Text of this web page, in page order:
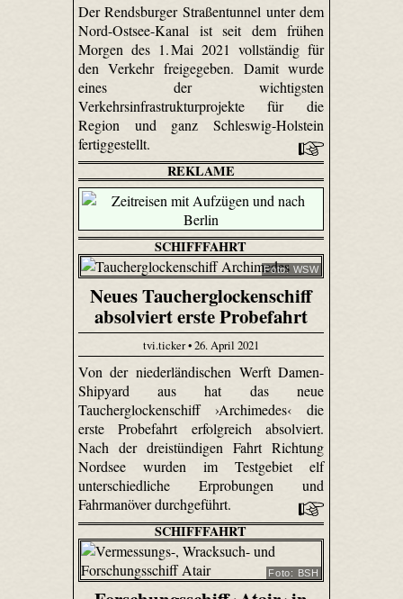
Der Rendsburger Straßentunnel unter dem
Nord-Ostsee-Kanal ist seit dem frühen
Morgen des 1. Mai 2021 vollständig für
den Verkehr freigegeben. Damit wurde
eines der wichtigsten
Verkehrsinfrastrukturprojekte für die
Region und ganz Schleswig-Holstein
fertiggestellt.
REKLAME
SCHIFFFAHRT
Foto: WSW
Neues Taucherglockenschiff
absolviert erste Probefahrt
tvi.ticker • 26. April 2021
Von der niederländischen Werft Damen-
Shipyard aus hat das neue
Taucherglockenschiff ›Archimedes‹ die
erste Probefahrt erfolgreich absolviert.
Nach der dreistündigen Fahrt Richtung
Nordsee wurden im Testgebiet elf
unterschiedliche Erprobungen und
Fahrmanöver durchgeführt.
SCHIFFFAHRT
Foto: BSH